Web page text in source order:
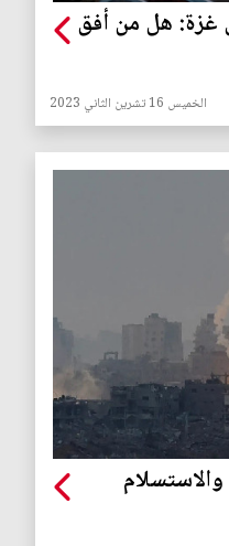
غزة: هل من أفق
الخميس 16 تشرين الثاني 2023